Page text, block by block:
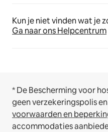
Kun je niet vinden wat je
Ga naar ons Helpcentrum
* De Bescherming voor
geen verzekeringspolis
voorwaarden en
accommodaties